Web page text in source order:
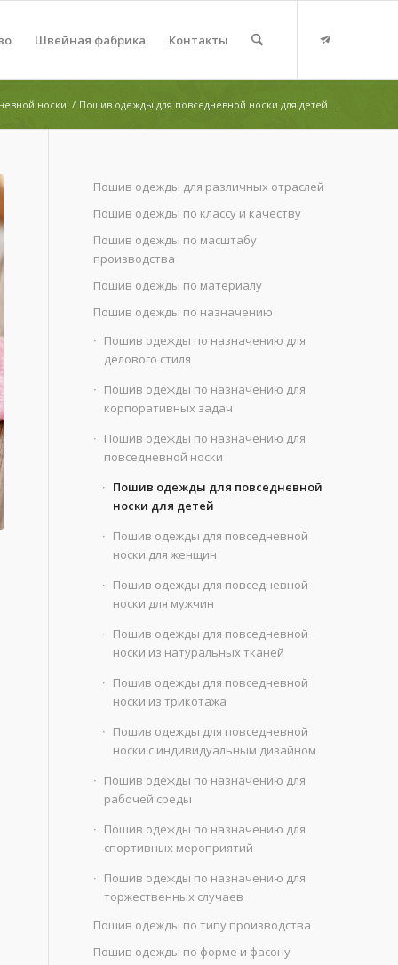
Швейная фабрика Контакты
носки / Пошив одежды для повседневной носки для детей...
Пошив одежды для различных отраслей
Пошив одежды по классу и качеству
Пошив одежды по масштабу
производства
Пошив одежды по материалу
Пошив одежды по назначению
Пошив одежды по назначению для
делового стиля
Пошив одежды по назначению для
корпоративных задач
Пошив одежды по назначению для
повседневной носки
Пошив одежды для повседневной
носки для детей
Пошив одежды для повседневной
носки для женщин
Пошив одежды для повседневной
носки для мужчин
Пошив одежды для повседневной
носки из натуральных тканей
Пошив одежды для повседневной
носки из трикотажа
Пошив одежды для повседневной
носки с индивидуальным дизайном
Пошив одежды по назначению для
рабочей среды
Пошив одежды по назначению для
спортивных мероприятий
Пошив одежды по назначению для
торжественных случаев
Пошив одежды по типу производства
Пошив одежды по форме и фасону